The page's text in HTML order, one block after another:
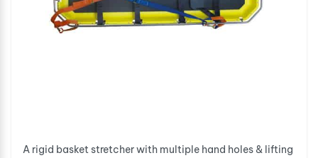
A rigid basket stretcher with multiple hand holes & lifting